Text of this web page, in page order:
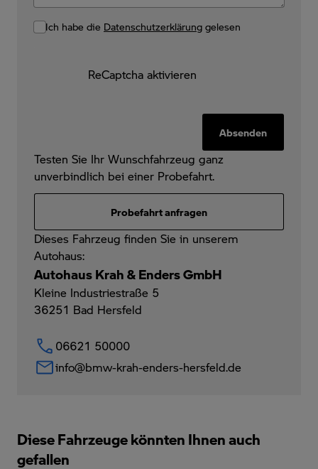
Ich habe die Datenschutzerklärung gelesen
ReCaptcha aktivieren
Absenden
Testen Sie Ihr Wunschfahrzeug ganz
unverbindlich bei einer Probefahrt.
Probefahrt anfragen
Dieses Fahrzeug finden Sie in unserem
Autohaus:
Autohaus Krah & Enders GmbH
Kleine Industriestraße 5
36251 Bad Hersfeld
06621 50000
info@bmw-krah-enders-hersfeld.de
Diese Fahrzeuge könnten Ihnen auch
gefallen